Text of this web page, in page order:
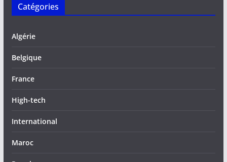
Catégories
Algérie
Belgique
France
High-tech
International
Maroc